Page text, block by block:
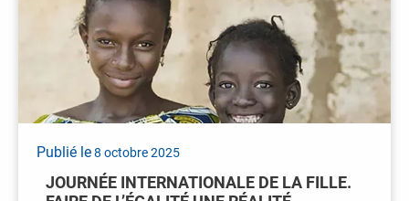
Publié le8 octobre 2025
JOURNÉE INTERNATIONALE DE LA FILLE.